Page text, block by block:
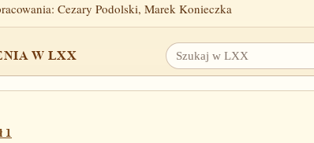
Cezary Podolski, Marek Konieczka
W LXX
1